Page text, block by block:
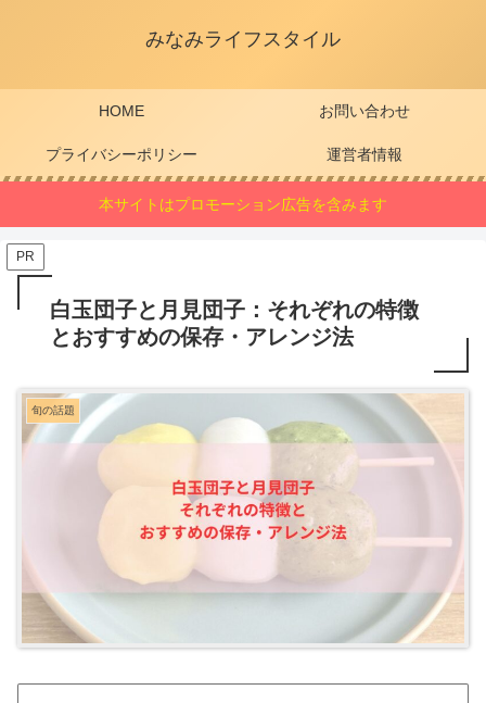
みなみライフスタイル
HOME お問い合わせ
プライバシーポリシー 運営者情報
本サイトはプロモーション広告を含みます
PR
白玉団子と月見団子：それぞれの特徴
とおすすめの保存・アレンジ法
旬の話題